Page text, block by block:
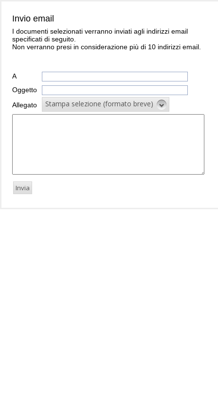
Invio email
I documenti selezionati verranno inviati agli indirizzi email
specificati di seguito.
Non verranno presi in considerazione più di 10 indirizzi email.
A
Oggetto
Allegato
Stampa selezione (formato breve)